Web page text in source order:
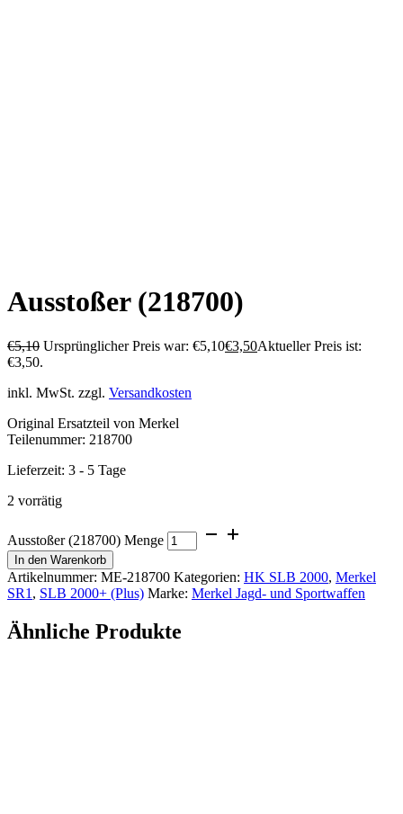
Ausstoßer (218700)
€5,10 Ursprünglicher Preis war: €5,10€3,50Aktueller Preis ist:
€3,50.
inkl. MwSt. zzgl. Versandkosten
Original Ersatzteil von Merkel
Teilenummer: 218700
Lieferzeit: 3 - 5 Tage
2 vorrätig
Ausstoßer (218700) Menge
In den Warenkorb
Artikelnummer: ME-218700 Kategorien: HK SLB 2000, Merkel
SR1 , SLB 2000+ (Plus) Marke: Merkel Jagd- und Sportwaffen
Ähnliche Produkte